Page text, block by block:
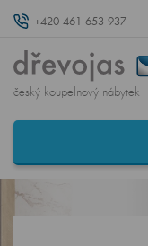
+420 461 653 937
český koupelnový nábytek